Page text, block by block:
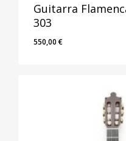
Guitarra
303
550,00€